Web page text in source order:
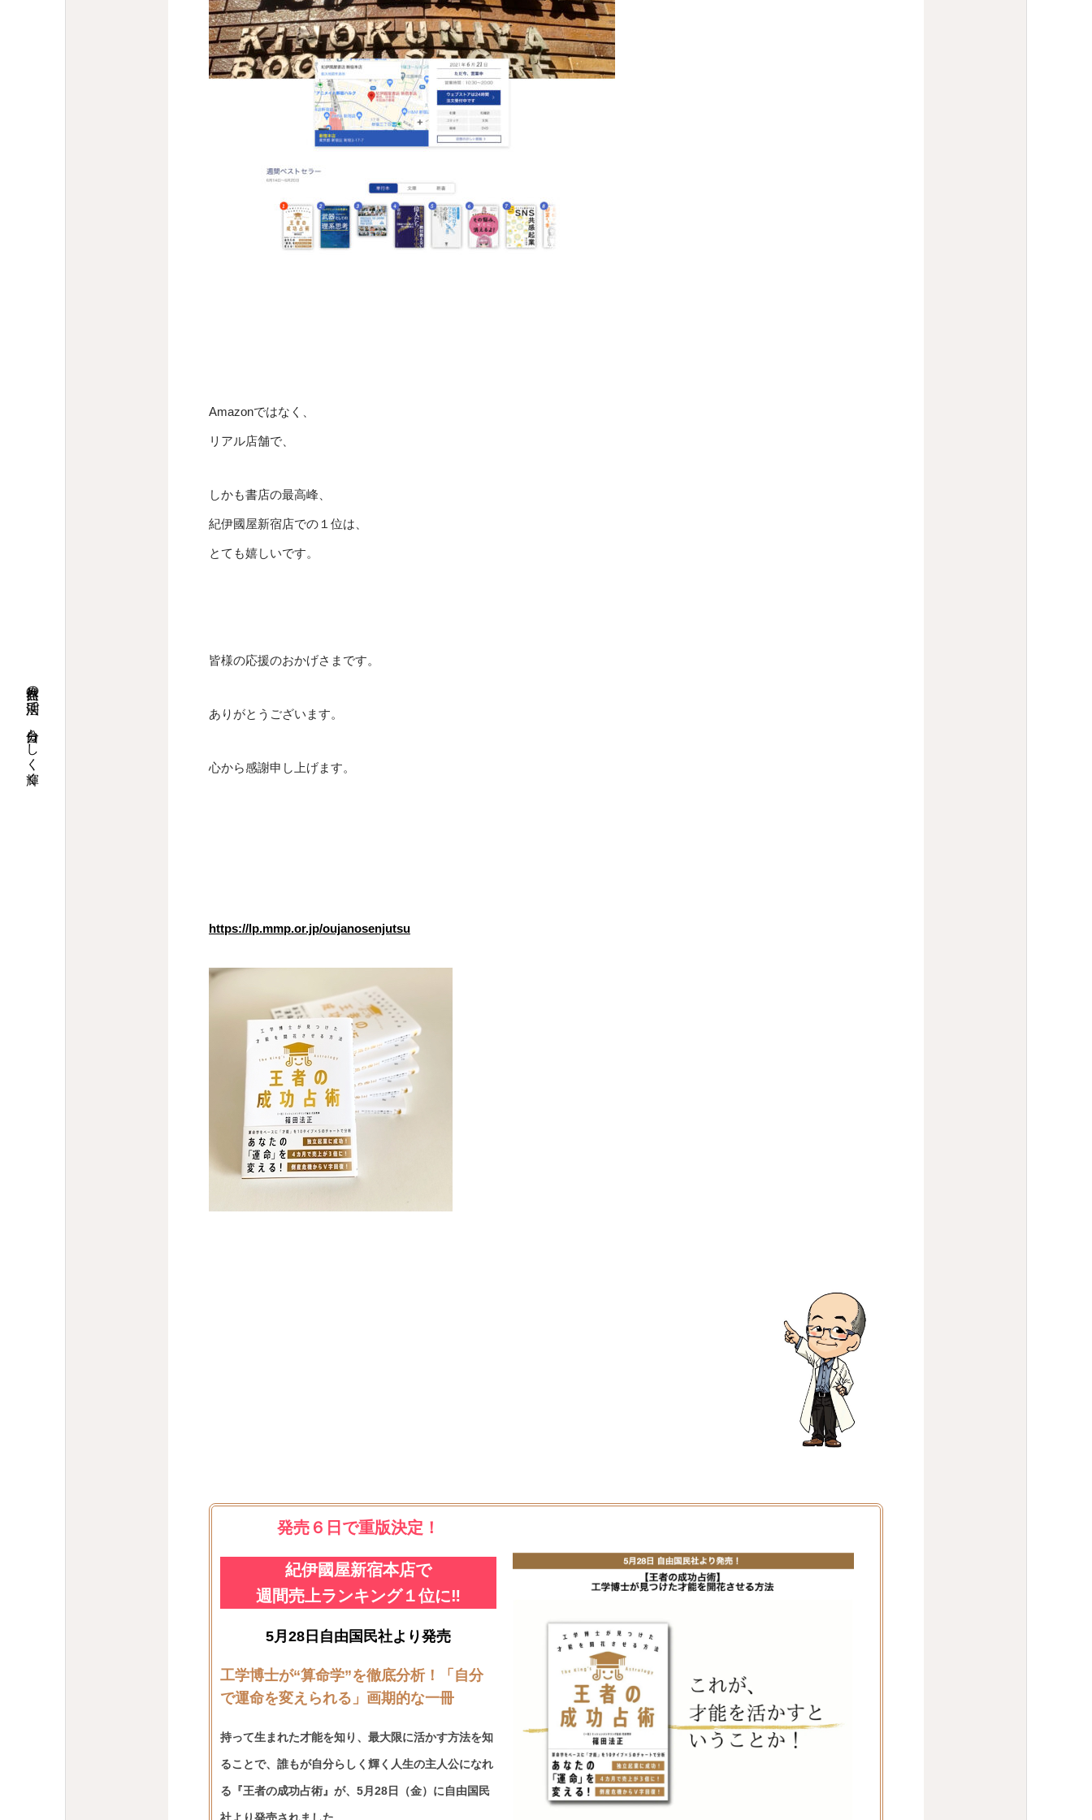
自然界の法則で、自分らしく輝く
Amazonではなく、
リアル店舗で、
しかも書店の最高峰、
紀伊國屋新宿店での１位は、
とても嬉しいです。
皆様の応援のおかげさまです。
ありがとうございます。
心から感謝申し上げます。
https://lp.mmp.or.jp/oujanosenjutsu
発売６日で重版決定！
紀伊國屋新宿本店で
週間売上ランキング１位に‼️
5月28日自由国民社より発売
工学博士が“算命学”を徹底分析！
「自分
で運命を変えられる」画期的な一冊
持って生まれた才能を知り、最大限に活かす方法を知
ることで、誰もが自分らしく輝く人生の主人公になれ
る『王者の成功占術』が、5月28日（金）に自由国民